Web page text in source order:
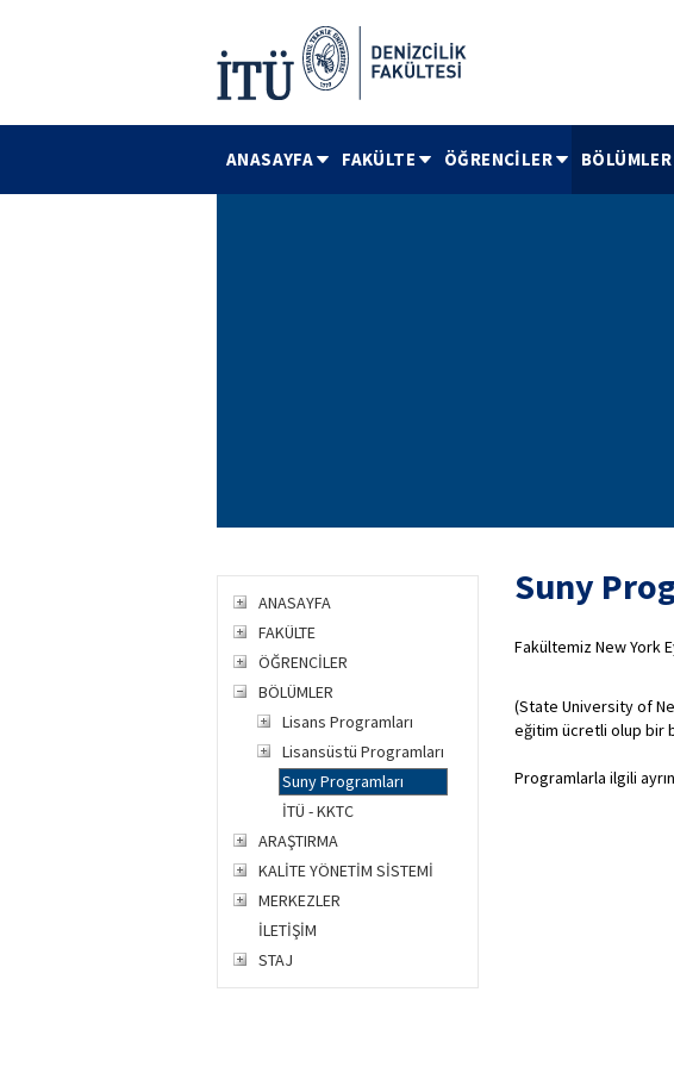
ANASAYFA FAKÜLTE ÖĞRENCİLER BÖLÜMLER
ANASAYFA
FAKÜLTE
ÖĞRENCİLER
BÖLÜMLER
Lisans Programları
Lisansüstü Programları
Suny Programları
İTÜ - KKTC
ARAŞTIRMA
KALİTE YÖNETİM SİSTEMİ
MERKEZLER
İLETİŞİM
STAJ
Suny
​Fakültemiz New York
(State University of
eğitim ücretli olup bir
Programlarla ilgili